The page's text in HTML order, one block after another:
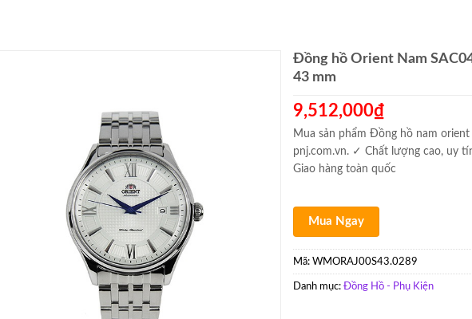
Đồng hồ Orient Nam
43 mm
9,512,000₫
Mua sản phẩm Đồng hồ nam
pnj.com.vn. ✓ Chất lượng cao, uy
Giao hàng toàn quốc
Mua Ngay
Mã: WMORAJ00S43.0289
Danh mục: Đồng Hồ - Phụ Kiện